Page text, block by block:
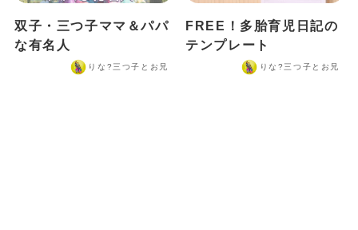
双子・三つ子ママ＆パパ
な有名人
りな?️三つ子とお兄
FREE！多胎育児日記の
テンプレート
りな?️三つ子とお兄